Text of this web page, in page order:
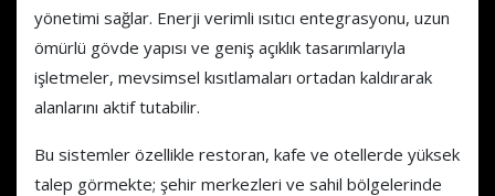
yönetimi sağlar. Enerji verimli ısıtıcı entegrasyonu, uzun
ömürlü gövde yapısı ve geniş açıklık tasarımlarıyla
işletmeler, mevsimsel kısıtlamaları ortadan kaldırarak
alanlarını aktif tutabilir.
Bu sistemler özellikle restoran, kafe ve otellerde yüksek
talep görmekte; şehir merkezleri ve sahil bölgelerinde